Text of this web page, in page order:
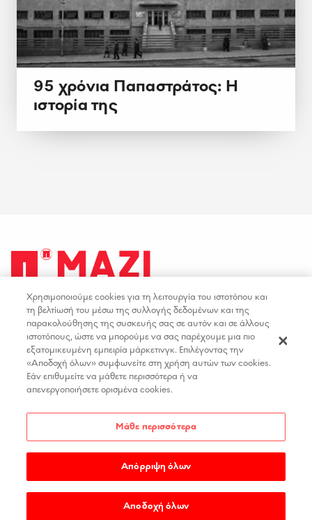
95 χρόνια Παπαστράτος: Η
ιστορία της
PAPASTRATOS
MADE BYWEDIA
ΟΡΟΙ ΧΡΗΣΗΣ
ΠΟΛΙΤΙΚΗ ΑΠΟΡΡΗΤΟΥ
ΔΗΛΩΣΗ ΠΡΟΣΒΑΣΙΜΟΤΗΤΑΣ
ΕΠΙΚΟΙΝΩΝΙΑ
ΘΕΣΕΙΣ ΕΡΓΑΣΙΑΣ
facebookyoutubeinstagramlinkedin
Χρησιμοποιούμε cookies για τη λειτουργία του ιστοτόπου και
τη βελτίωσή του μέσω της συλλογής δεδομένων και της
παρακολούθησης της συσκευής σας σε αυτόν και σε άλλους
ιστοτόπους, ώστε να μπορούμε να σας παρέχουμε μια πιο
εξατομικευμένη εμπειρία μάρκετινγκ. Επιλέγοντας την
«Αποδοχή όλων» συμφωνείτε στη χρήση αυτών των cookies.
Εάν επιθυμείτε να μάθετε περισσότερα ή να
απενεργοποιήσετε ορισμένα cookies.
Μάθε περισσότερα
Απόρριψη όλων
Αποδοχή όλων